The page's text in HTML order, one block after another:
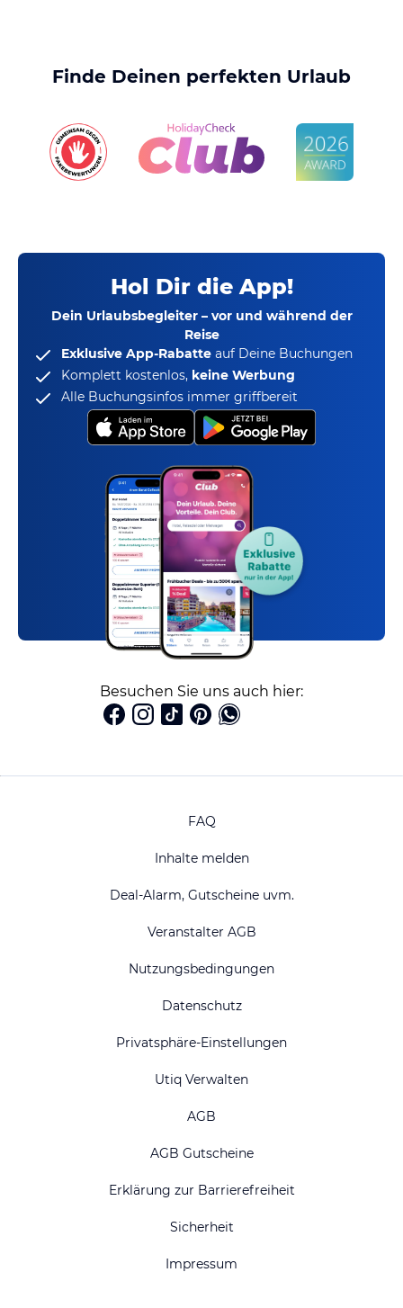
Finde Deinen perfekten Urlaub
Hol Dir die App!
Dein Urlaubsbegleiter – vor und während der
Reise
Exklusive App-Rabatte auf Deine Buchungen
Komplett kostenlos, keine Werbung
Alle Buchungsinfos immer griffbereit
Besuchen Sie uns auch hier:
FAQ
Inhalte melden
Deal-Alarm, Gutscheine uvm.
Veranstalter AGB
Nutzungsbedingungen
Datenschutz
Privatsphäre-Einstellungen
Utiq Verwalten
AGB
AGB Gutscheine
Erklärung zur Barrierefreiheit
Sicherheit
Impressum